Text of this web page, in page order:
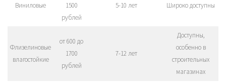
Виниловые
1500
рублей
5-10 лет Широко доступны
Флизелиновые
влагостойкие
от 600 до
1700
рублей
7-12 лет
Доступны,
особенно в
строительных
магазинах